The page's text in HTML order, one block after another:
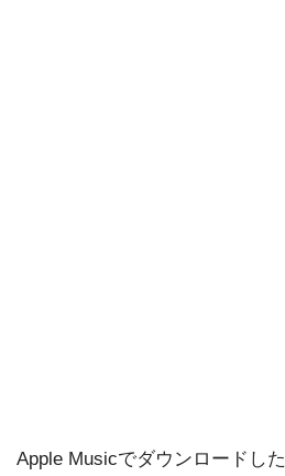
Apple Musicでダウンロードし